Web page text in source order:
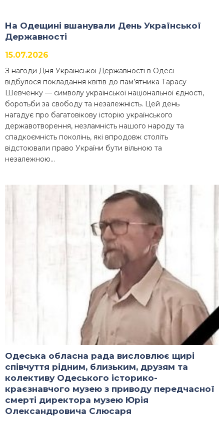
На Одещині вшанували День Української
Державності
15.07.2026
З нагоди Дня Української Державності в Одесі
відбулося покладання квітів до пам’ятника Тарасу
Шевченку — символу української національної єдності,
боротьби за свободу та незалежність. Цей день
нагадує про багатовікову історію українського
державотворення, незламність нашого народу та
спадкоємність поколінь, які впродовж століть
відстоювали право України бути вільною та
незалежною…
Одеська обласна рада висловлює щирі
співчуття рідним, близьким, друзям та
колективу Одеського історико-
краєзнавчого музею з приводу передчасної
смерті директора музею Юрія
Олександровича Слюсаря